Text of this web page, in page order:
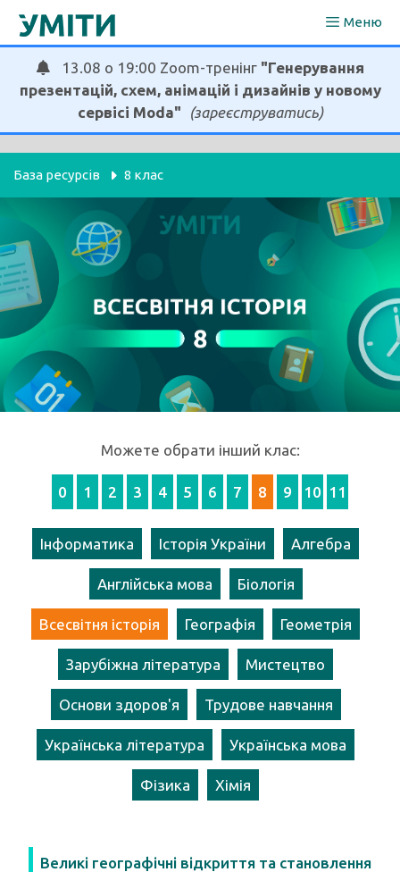
Перейти
Меню
13.08 о 19:00 Zoom-тренінг "Генерування
презентацій, схем, анімацій і дизайнів у новому
сервісі Moda"
(зареєструватись)
База ресурсів 8 клас
Можете обрати інший клас:
0 1 2 3 4 5 6 7 8 9 10 11
Інформатика Історія України Алгебра
Англійська мова Біологія
Всесвітня історія Географія Геометрія
Зарубіжна література Мистецтво
Основи здоров'я Трудове навчання
Українська література Українська мова
Фізика Хімія
Великі географічні відкриття та становлення